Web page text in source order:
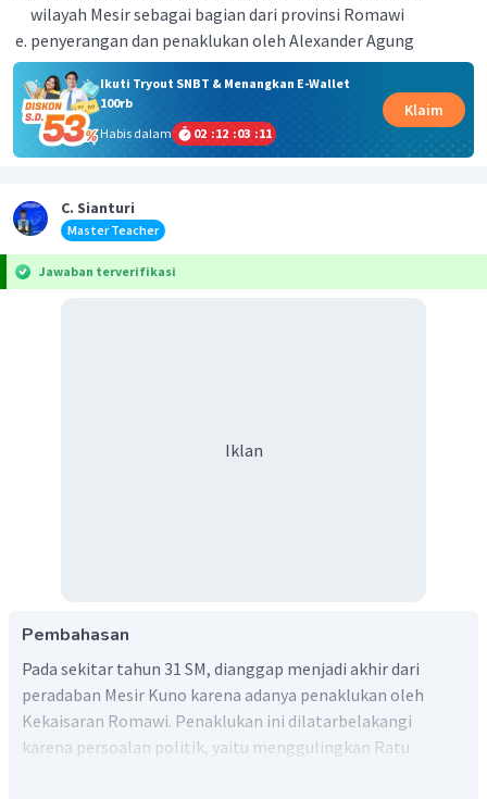
wilayah Mesir sebagai bagian dari provinsi Romawi
penyerangan dan penaklukan oleh Alexander Agung
Ikuti Tryout SNBT & Menangkan E-Wallet
100rb
Habis dalam
02 :12 :03 :11
Klaim
C. Sianturi
Master Teacher
Jawaban terverifikasi
Iklan
Pembahasan
Pada sekitar tahun 31 SM, dianggap menjadi akhir dari
peradaban Mesir Kuno karena adanya penaklukan oleh
Kekaisaran Romawi. Penaklukan ini dilatarbelakangi
karena persoalan politik, yaitu menggulingkan Ratu